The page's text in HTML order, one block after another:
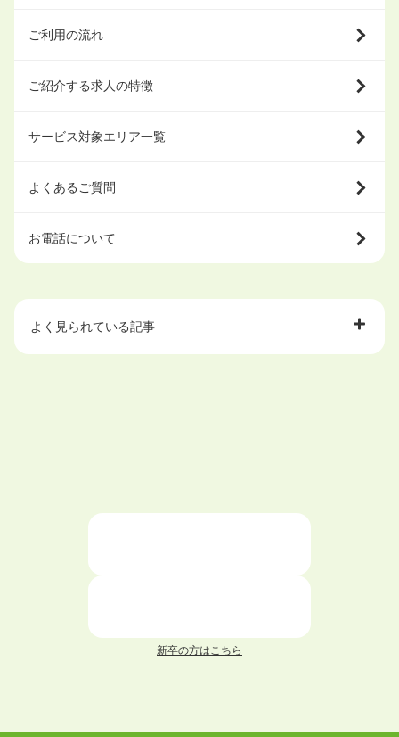
ご利用の流れ
ご紹介する求人の特徴
サービス対象エリア一覧
よくあるご質問
お電話について
よく見られている記事
仕事が続かない人の特徴と対処法を解説！
面接 記事一覧
新卒の方はこちら